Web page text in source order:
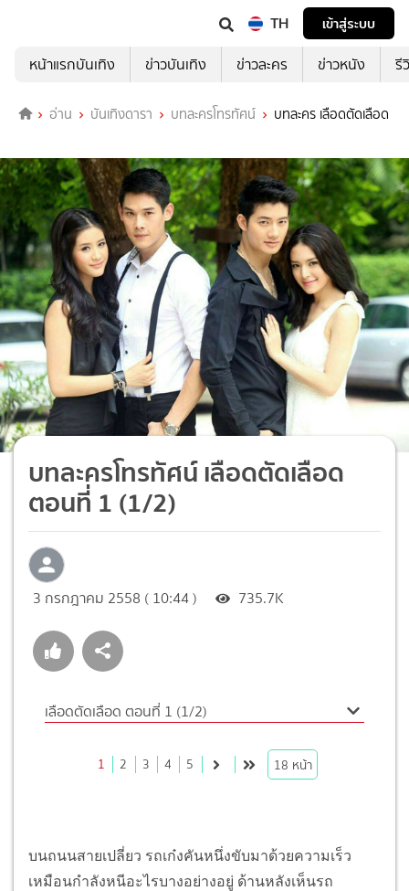
TH
เข้าสู่ระบบ
หน้าแรกบันเทิง
ข่าวบันเทิง ข่าวละคร ข่าวหนัง รี
อ่าน บันเทิงดารา บทละครโทรทัศน์ บทละคร เลือดตัดเลือด
บทละครโทรทัศน์ เลือดตัดเลือด
ตอนที่ 1 (1/2)
3 กรกฎาคม 2558 ( 10:44 ) 735.7K
เลือดตัดเลือด ตอนที่ 1 (1/2)
1 2 3 4 5 18 หน้า
บนถนนสายเปลี่ยว รถเก๋งคันหนึ่งขับมาด้วยความเร็ว
เหมือนกำลังหนีอะไรบางอย่างอยู่ ด้านหลังเห็นรถ